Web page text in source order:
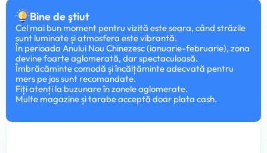
Bine de ştiut
Cel mai bun moment pentru vizită este seara, când străzile
sunt luminate și atmosfera este vibrantă.
În perioada Anului Nou Chinezesc (ianuarie-februarie), zona
devine foarte aglomerată, dar spectaculoasă.
Îmbrăcăminte comodă și încălțăminte adecvată pentru
mers pe jos sunt recomandate.
Fiți atenți la buzunare în zonele aglomerate.
Multe magazine și tarabe acceptă doar plata cash.